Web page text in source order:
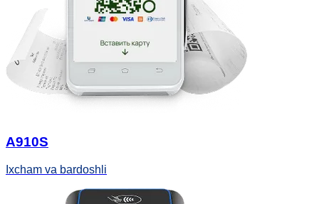
A910S
Ixcham va bardoshli